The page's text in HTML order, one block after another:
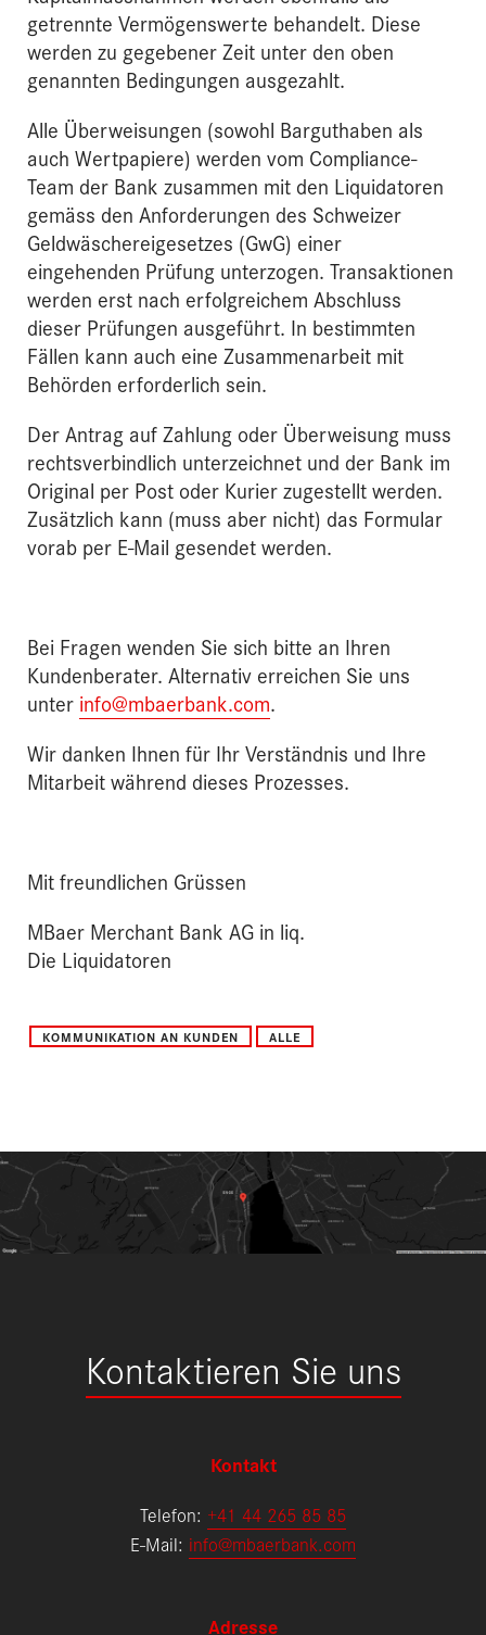
getrennte Vermögenswerte behandelt. Diese
werden zu gegebener Zeit unter den oben
genannten Bedingungen ausgezahlt.
Alle Überweisungen (sowohl Barguthaben als
auch Wertpapiere) werden vom Compliance-
Team der Bank zusammen mit den Liquidatoren
gemäss den Anforderungen des Schweizer
Geldwäschereigesetzes (GwG) einer
eingehenden Prüfung unterzogen. Transaktionen
werden erst nach erfolgreichem Abschluss
dieser Prüfungen ausgeführt. In bestimmten
Fällen kann auch eine Zusammenarbeit mit
Behörden erforderlich sein.
Der Antrag auf Zahlung oder Überweisung muss
rechtsverbindlich unterzeichnet und der Bank im
Original per Post oder Kurier zugestellt werden.
Zusätzlich kann (muss aber nicht) das Formular
vorab per E-Mail gesendet werden.
Bei Fragen wenden Sie sich bitte an Ihren
Kundenberater. Alternativ erreichen Sie uns
unter info@mbaerbank.com.
Wir danken Ihnen für Ihr Verständnis und Ihre
Mitarbeit während dieses Prozesses.
Mit freundlichen Grüssen
MBaer Merchant Bank AG in liq.
Die Liquidatoren
KOMMUNIKATION AN KUNDEN ALLE
Kontaktieren Sie uns
Kontakt
Telefon: +41 44 265 85 85
E-Mail: info@mbaerbank.com
Adresse